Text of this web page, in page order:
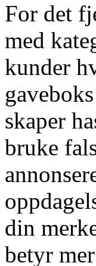
For det
med
kunder
skaper
bruke
din
betyr